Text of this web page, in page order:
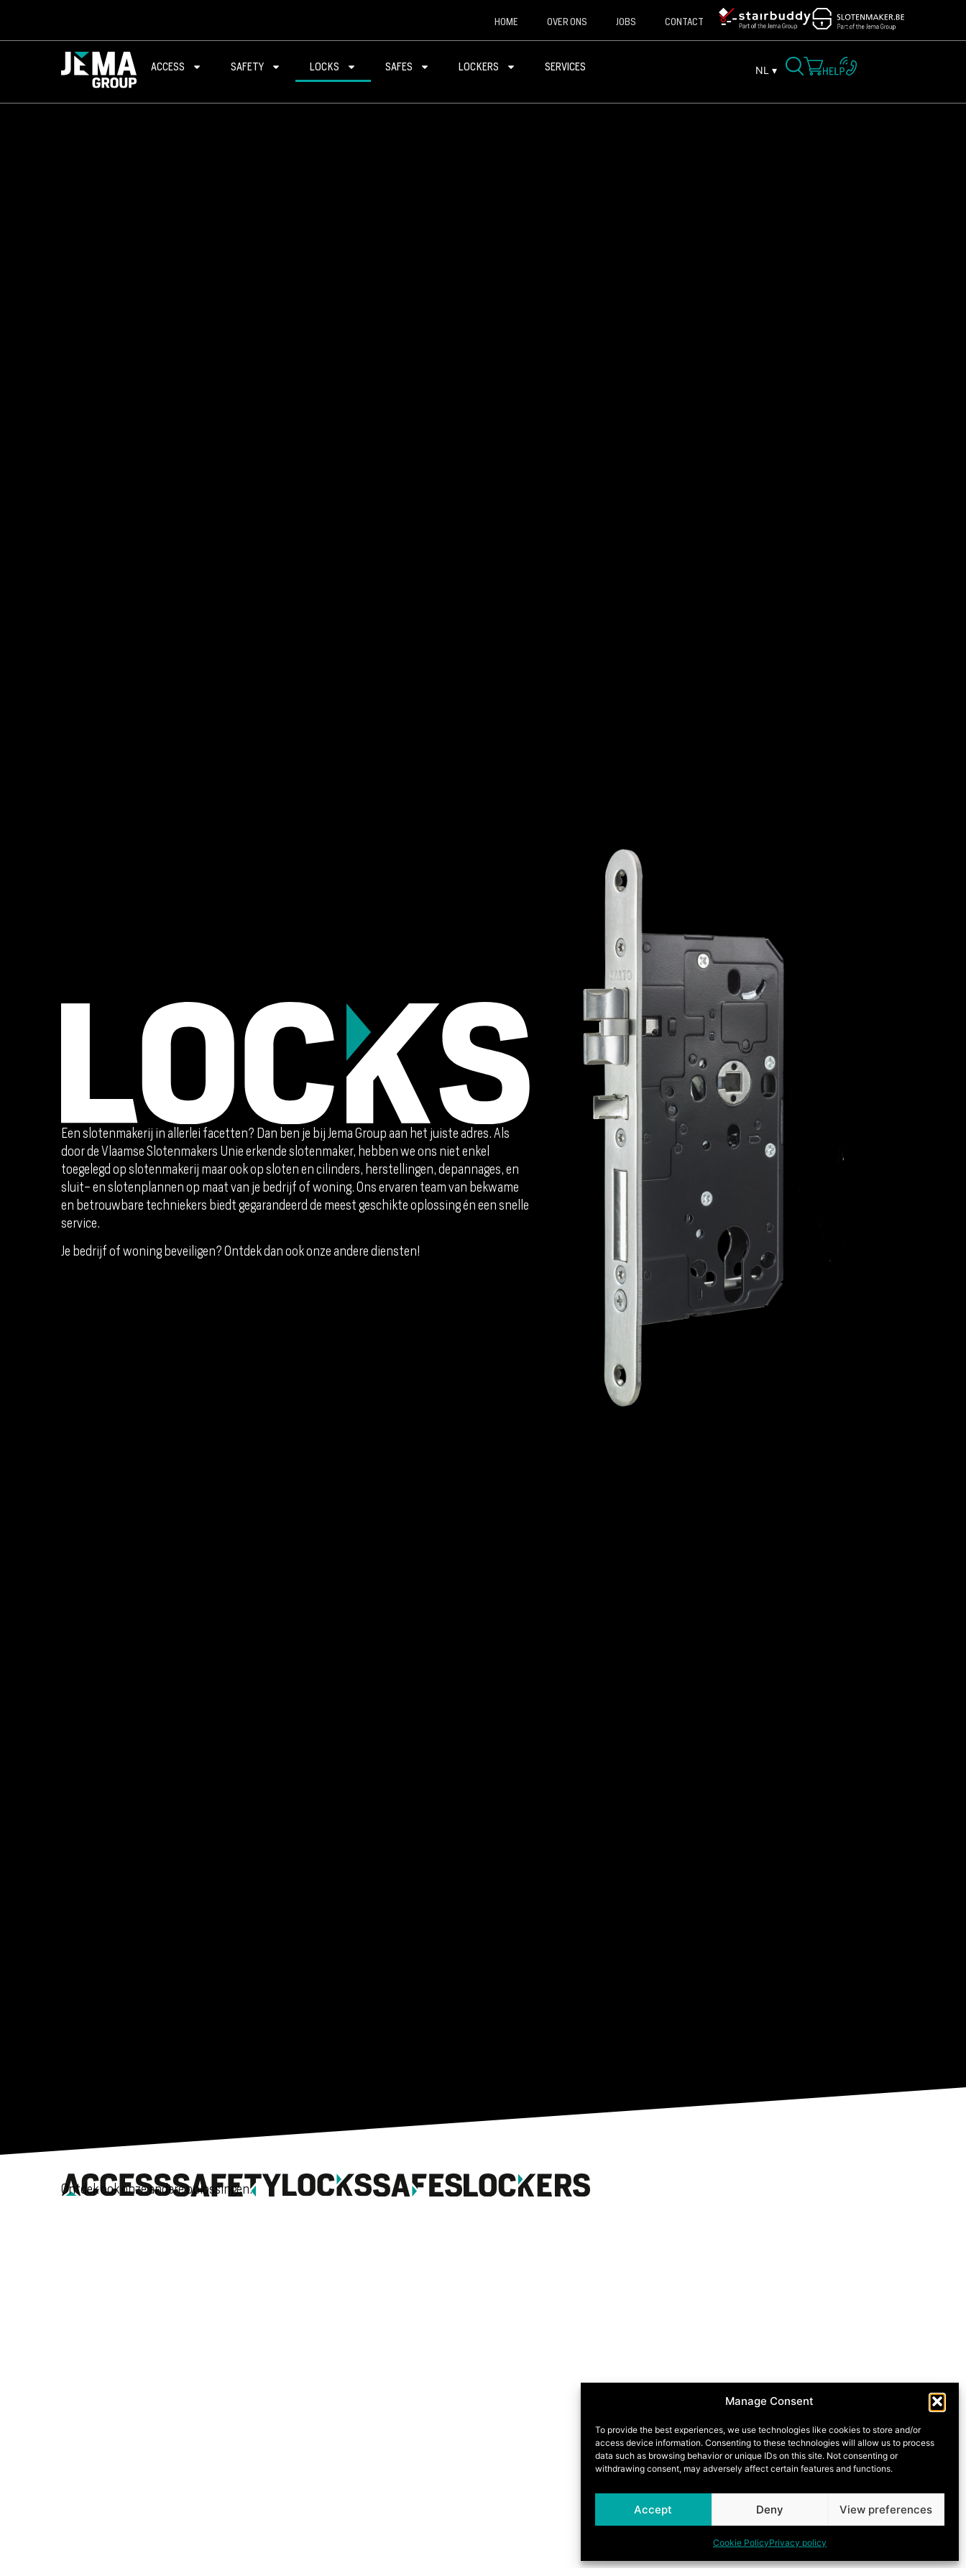
Manage Consent
To provide the best experiences, we use technologies like cookies to store and/or
access device information. Consenting to these technologies will allow us to process
data such as browsing behavior or unique IDs on this site. Not consenting or
withdrawing consent, may adversely affect certain features and functions.
Accept Deny View preferences
Cookie PolicyPrivacy policy
HOME OVER ONS JOBS CONTACT
ACCESS SAFETY LOCKS SAFES LOCKERS SERVICES NL ▾
Een slotenmakerij in allerlei facetten? Dan ben je bij Jema Group aan het juiste adres. Als
door de Vlaamse Slotenmakers Unie erkende slotenmaker, hebben we ons niet enkel
toegelegd op slotenmakerij maar ook op sloten en cilinders, herstellingen, depannages, en
sluit- en slotenplannen op maat van je bedrijf of woning. Ons ervaren team van bekwame
en betrouwbare techniekers biedt gegarandeerd de meest geschikte oplossing én een snelle
service.
Je bedrijf of woning beveiligen? Ontdek dan ook onze andere diensten!
Ontdek ook onze andere oplossingen.